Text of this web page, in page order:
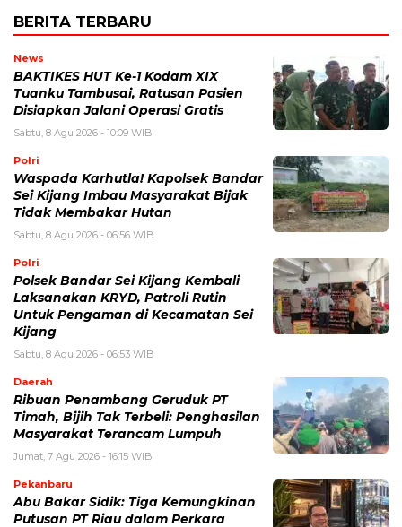
BERITA TERBARU
News
BAKTIKES HUT Ke-1 Kodam XIX
Tuanku Tambusai, Ratusan Pasien
Disiapkan Jalani Operasi Gratis
Sabtu, 8 Agu 2026 - 10:09 WIB
Polri
Waspada Karhutla! Kapolsek Bandar
Sei Kijang Imbau Masyarakat Bijak
Tidak Membakar Hutan
Sabtu, 8 Agu 2026 - 06:56 WIB
Polri
Polsek Bandar Sei Kijang Kembali
Laksanakan KRYD, Patroli Rutin
Untuk Pengaman di Kecamatan Sei
Kijang
Sabtu, 8 Agu 2026 - 06:53 WIB
Daerah
Ribuan Penambang Geruduk PT
Timah, Bijih Tak Terbeli: Penghasilan
Masyarakat Terancam Lumpuh
Jumat, 7 Agu 2026 - 16:15 WIB
Pekanbaru
Abu Bakar Sidik: Tiga Kemungkinan
Putusan PT Riau dalam Perkara